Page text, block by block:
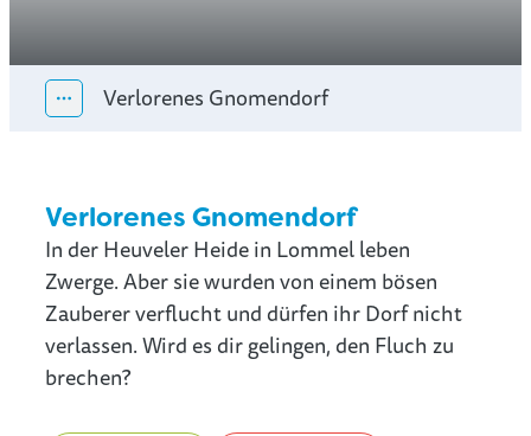
Alle Breadcrumb-Elemente anzeigen
Verlorenes Gnomendorf
Verlorenes Gnomendorf
In der Heuveler Heide in Lommel leben
Zwerge. Aber sie wurden von einem bösen
Zauberer verflucht und dürfen ihr Dorf nicht
verlassen. Wird es dir gelingen, den Fluch zu
brechen?